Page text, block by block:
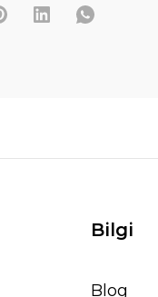
Bilgi
Blog